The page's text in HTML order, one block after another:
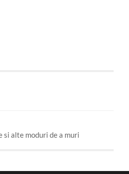
si alte moduri de a muri